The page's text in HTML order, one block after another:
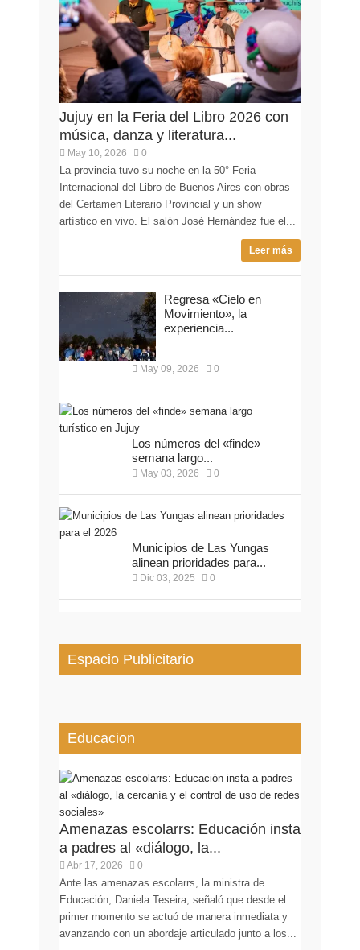
Jujuy en la Feria del Libro 2026 con
música, danza y literatura...
May 10, 2026 0
La provincia tuvo su noche en la 50° Feria
Internacional del Libro de Buenos Aires con obras
del Certamen Literario Provincial y un show
artístico en vivo. El salón José Hernández fue el...
Leer más
Regresa «Cielo en
Movimiento», la
experiencia...
May 09, 2026 0
Los números del «finde»
semana largo...
May 03, 2026 0
Municipios de Las Yungas
alinean prioridades para...
Dic 03, 2025 0
Espacio Publicitario
Educacion
Amenazas escolarrs: Educación insta
a padres al «diálogo, la...
Abr 17, 2026 0
Ante las amenazas escolarrs, la ministra de
Educación, Daniela Teseira, señaló que desde el
primer momento se actuó de manera inmediata y
avanzando con un abordaje articulado junto a los...